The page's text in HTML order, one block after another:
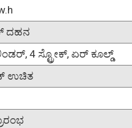
ದಹನ
4 ಸ್ಟ್ರೋಕ್, ಏರ್ ಕೂಲ್ಡ್
ಉಚಿತ